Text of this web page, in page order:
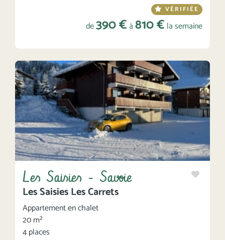
VÉRIFIÉE
de390 €à810 € la semaine
Les Saisies - Savoie
Les Saisies Les Carrets
Appartement en chalet
20 m²
4 places